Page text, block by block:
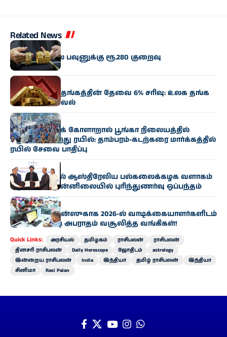
Related News
வணிகம்
தங்கம் விலை பவுனுக்கு ரூ.280 குறைவு
வணிகம்
இந்தியாவில் தங்கத்தின் தேவை 6% சரிவு: உலக தங்க
கவுன்சில் தகவல்
தமிழகம்
தொழில்நுட்பக் கோளாறால் பூங்கா நிலையத்தில்
பழுதாகி நின்றது ரயில்: தாம்பரம்-கடற்கரை மார்க்கத்தில்
ரயில் சேவை பாதிப்பு
அரசியல்
சென்னையில் ஆஸ்திரேலிய பல்கலைக்கழக வளாகம்
– முதல்வர் முன்னிலையில் புரிந்துணர்வு ஒப்பந்தம்
வணிகம்
மினிமம் பேலன்ஸுகாக 2026-ல் வாடிக்கையாளர்களிடம்
ரூ.7,000 கோடி அபராதம் வசூலித்த வங்கிகள்!
Quick Links: அரசியல் தமிழகம் ராசிபலன்
ராசிபலன்
தினசரி ராசிபலன்
Daily Horoscope ஜோதிடம்
astrology
இன்றைய ராசிபலன்
India இந்தியா தமிழ் ராசிபலன்
இந்தியா
சினிமா
Rasi Palan